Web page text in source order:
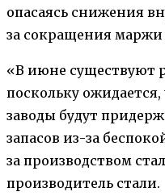
опасаясь снижения
за сокращения маржи
«В июне существуют
поскольку
заводы будут
запасов из-за
за производством
производитель стали.